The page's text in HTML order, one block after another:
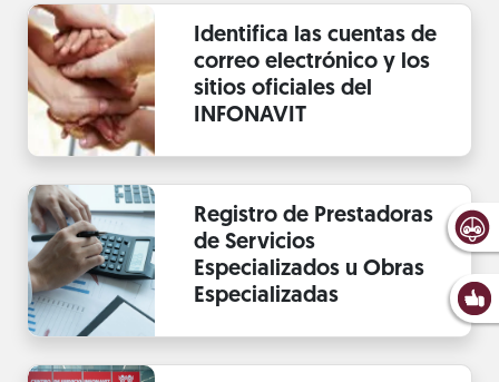
Identifica las cuentas de
correo electrónico y los
sitios oficiales del
INFONAVIT
Registro de Prestadoras
de Servicios
Especializados u Obras
Especializadas